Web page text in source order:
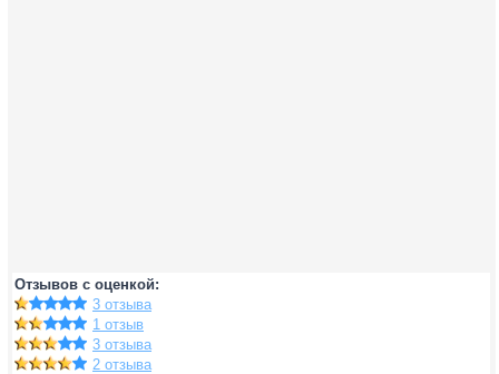
Отзывов с оценкой:
3 отзыва
1 отзыв
3 отзыва
2 отзыва